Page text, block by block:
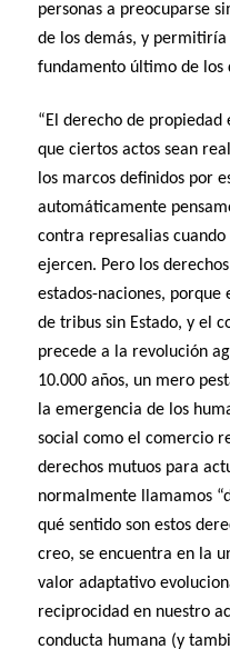
personas a preocuparse
de los demás, y
fundamento último de los
“El derecho de
que ciertos actos sean
los marcos definidos por
automáticamente
contra represalias
ejercen. Pero los
estados-naciones,
de tribus sin Estado, y el
precede a la revolución
10.000 años, un mero
la emergencia de los
social como el comercio
derechos mutuos para
normalmente llamamos
qué sentido son estos
creo, se encuentra en la
valor adaptativo
reciprocidad en nuestro
conducta humana (y